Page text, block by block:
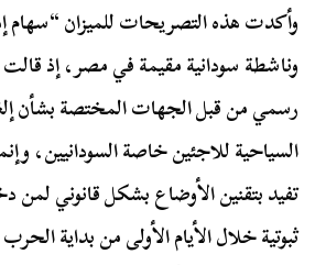
وأكدت هذه التصريحات للميزان “سهام
وناشطة سودانية مقيمة في مصر، إذ قالت
رسمي من قبل الجهات المختصة بشأن
السياحية للاجئين خاصة السودانيين،
تفيد بتقنين الأوضاع بشكل قانوني لمن
ثبوتية خلال الأيام الأولى من بداية